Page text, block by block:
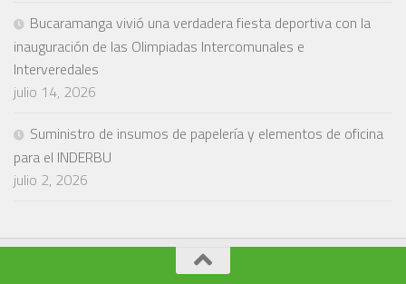
Bucaramanga vivió una verdadera fiesta deportiva con la
inauguración de las Olimpiadas Intercomunales e
Interveredales
julio 14, 2026
Suministro de insumos de papelería y elementos de oficina
para el INDERBU
julio 2, 2026